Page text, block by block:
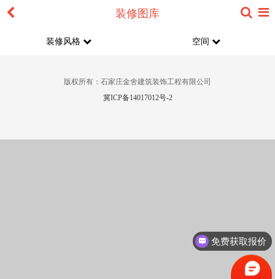
装修图库
装修风格 空间
版权所有：石家庄金舍建筑装饰工程有限公司
冀ICP备14017012号-2
免费获取报价